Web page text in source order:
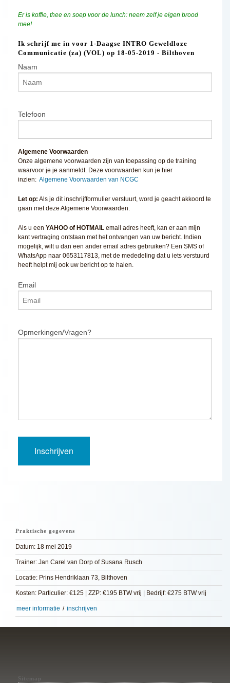
Er is koffie, thee en soep voor de lunch: neem zelf je eigen brood
mee!
Ik schrijf me in voor 1-Daagse INTRO Geweldloze
Communicatie (za) (VOL) op 18-05-2019 - Bilthoven
Naam
Telefoon
Algemene Voorwaarden
Onze algemene voorwaarden zijn van toepassing op de training
waarvoor je je aanmeldt. Deze voorwaarden kun je hier
inzien: Algemene Voorwaarden van NCGC
Let op: Als je dit inschrijfformulier verstuurt, word je geacht akkoord te
gaan met deze Algemene Voorwaarden.
Als u een YAHOO of HOTMAIL email adres heeft, kan er aan mijn
kant vertraging ontstaan met het ontvangen van uw bericht. Indien
mogelijk, wilt u dan een ander email adres gebruiken? Een SMS of
WhatsApp naar 0653117813, met de mededeling dat u iets verstuurd
heeft helpt mij ook uw bericht op te halen.
Email
Opmerkingen/Vragen?
Praktische gegevens
Datum: 18 mei 2019
Trainer: Jan Carel van Dorp of Susana Rusch
Locatie: Prins Hendriklaan 73, Bilthoven
Kosten: Particulier: €125 | ZZP: €195 BTW vrij | Bedrijf: €275 BTW vrij
meer informatie / inschrijven
Sitemap